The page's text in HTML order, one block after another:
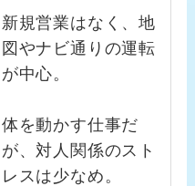
新規営業はなく、地
図やナビ通りの運転
が中心。
体を動かす仕事だ
が、対人関係のスト
レスは少なめ。